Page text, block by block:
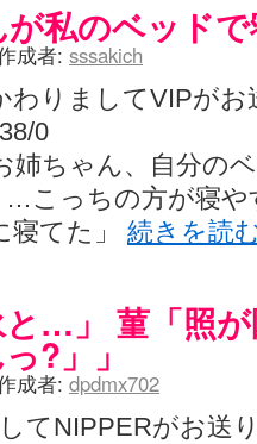
が私のベッド
成者: sssakich
わりましてVIPがお
0
姉ちゃん、自分の
…こっちの方が寝
てた」 続きを読
と…」 菫「照
?」」
成者: dpdmx702
てNIPPERがお送